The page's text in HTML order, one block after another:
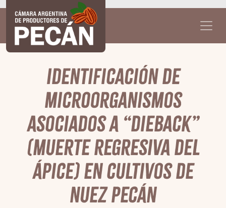
Identificación de
microorganismos
asociados a “dieback”
(Muerte regresiva del
ápice) en cultivos de
nuez Pecán